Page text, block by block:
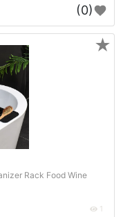
(0)
Rack Food Wine
1
★